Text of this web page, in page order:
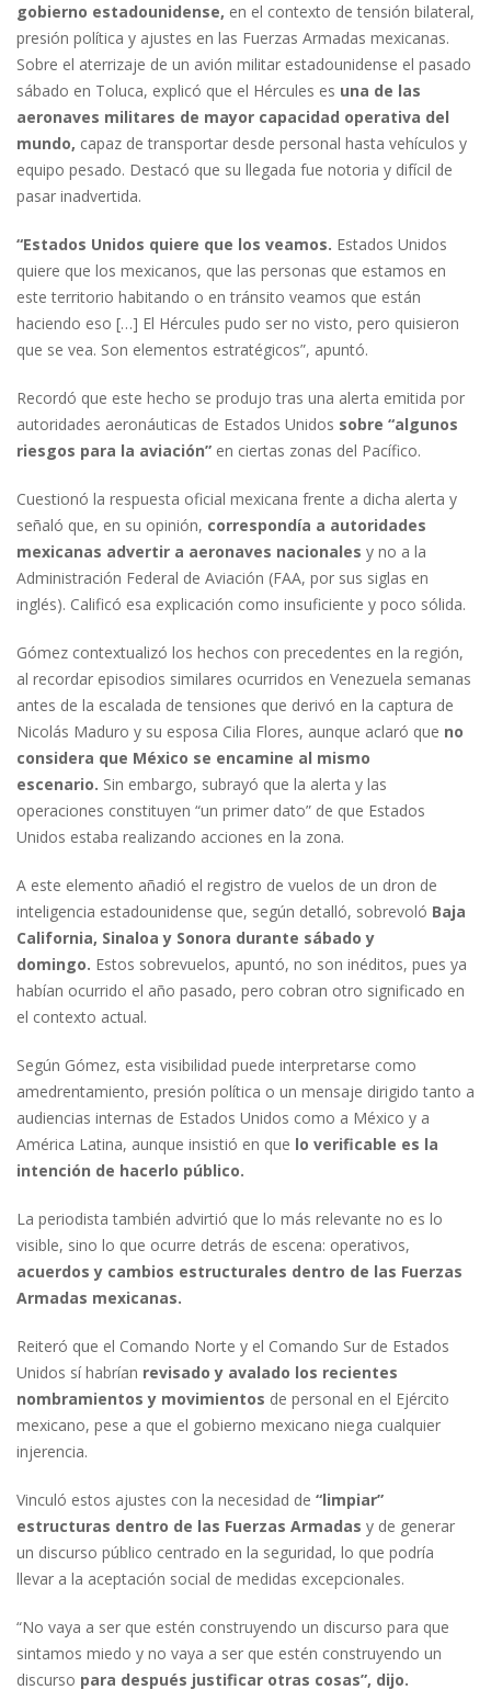
gobierno estadounidense, en el contexto de tensión bilateral,
presión política y ajustes en las Fuerzas Armadas mexicanas.
Sobre el aterrizaje de un avión militar estadounidense el pasado
sábado en Toluca, explicó que el Hércules es una de las
aeronaves militares de mayor capacidad operativa del
mundo, capaz de transportar desde personal hasta vehículos y
equipo pesado. Destacó que su llegada fue notoria y difícil de
pasar inadvertida.
“Estados Unidos quiere que los veamos. Estados Unidos
quiere que los mexicanos, que las personas que estamos en
este territorio habitando o en tránsito veamos que están
haciendo eso […] El Hércules pudo ser no visto, pero quisieron
que se vea. Son elementos estratégicos”, apuntó.
Recordó que este hecho se produjo tras una alerta emitida por
autoridades aeronáuticas de Estados Unidos sobre “algunos
riesgos para la aviación” en ciertas zonas del Pacífico.
Cuestionó la respuesta oficial mexicana frente a dicha alerta y
señaló que, en su opinión, correspondía a autoridades
mexicanas advertir a aeronaves nacionales y no a la
Administración Federal de Aviación (FAA, por sus siglas en
inglés). Calificó esa explicación como insuficiente y poco sólida.
Gómez contextualizó los hechos con precedentes en la región,
al recordar episodios similares ocurridos en Venezuela semanas
antes de la escalada de tensiones que derivó en la captura de
Nicolás Maduro y su esposa Cilia Flores, aunque aclaró que no
considera que México se encamine al mismo
escenario. Sin embargo, subrayó que la alerta y las
operaciones constituyen “un primer dato” de que Estados
Unidos estaba realizando acciones en la zona.
A este elemento añadió el registro de vuelos de un dron de
inteligencia estadounidense que, según detalló, sobrevoló Baja
California, Sinaloa y Sonora durante sábado y
domingo. Estos sobrevuelos, apuntó, no son inéditos, pues ya
habían ocurrido el año pasado, pero cobran otro significado en
el contexto actual.
Según Gómez, esta visibilidad puede interpretarse como
amedrentamiento, presión política o un mensaje dirigido tanto a
audiencias internas de Estados Unidos como a México y a
América Latina, aunque insistió en que lo verificable es la
intención de hacerlo público.
La periodista también advirtió que lo más relevante no es lo
visible, sino lo que ocurre detrás de escena: operativos,
acuerdos y cambios estructurales dentro de las Fuerzas
Armadas mexicanas.
Reiteró que el Comando Norte y el Comando Sur de Estados
Unidos sí habrían revisado y avalado los recientes
nombramientos y movimientos de personal en el Ejército
mexicano, pese a que el gobierno mexicano niega cualquier
injerencia.
Vinculó estos ajustes con la necesidad de “limpiar”
estructuras dentro de las Fuerzas Armadas y de generar
un discurso público centrado en la seguridad, lo que podría
llevar a la aceptación social de medidas excepcionales.
“No vaya a ser que estén construyendo un discurso para que
sintamos miedo y no vaya a ser que estén construyendo un
discurso para después justificar otras cosas”, dijo.